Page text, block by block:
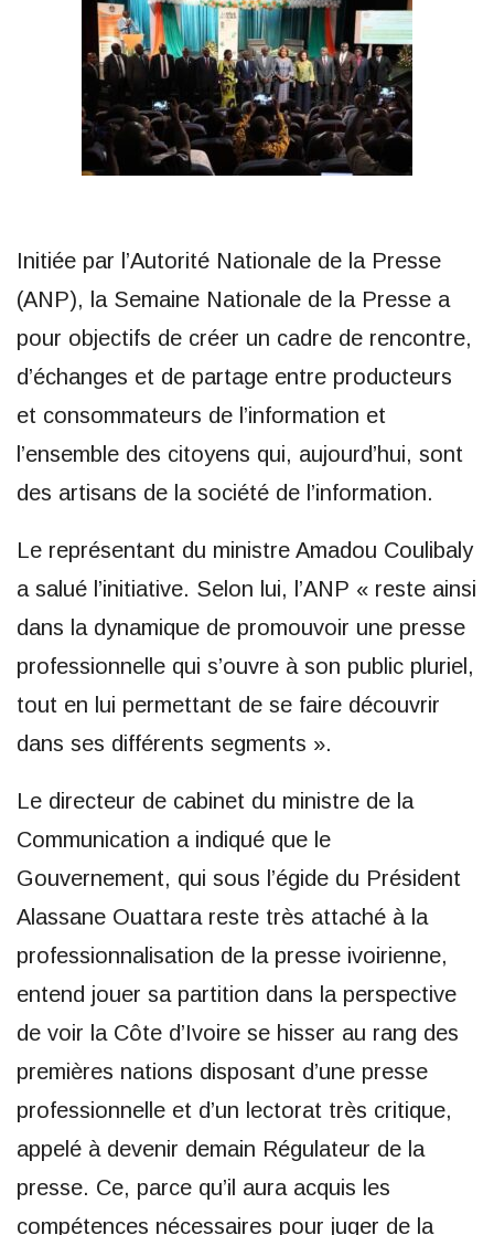
Initiée par l’Autorité Nationale de la Presse
(ANP), la Semaine Nationale de la Presse a
pour objectifs de créer un cadre de rencontre,
d’échanges et de partage entre producteurs
et consommateurs de l’information et
l’ensemble des citoyens qui, aujourd’hui, sont
des artisans de la société de l’information.
Le représentant du ministre Amadou Coulibaly
a salué l’initiative. Selon lui, l’ANP « reste ainsi
dans la dynamique de promouvoir une presse
professionnelle qui s’ouvre à son public pluriel,
tout en lui permettant de se faire découvrir
dans ses différents segments ».
Le directeur de cabinet du ministre de la
Communication a indiqué que le
Gouvernement, qui sous l’égide du Président
Alassane Ouattara reste très attaché à la
professionnalisation de la presse ivoirienne,
entend jouer sa partition dans la perspective
de voir la Côte d’Ivoire se hisser au rang des
premières nations disposant d’une presse
professionnelle et d’un lectorat très critique,
appelé à devenir demain Régulateur de la
presse. Ce, parce qu’il aura acquis les
compétences nécessaires pour juger de la